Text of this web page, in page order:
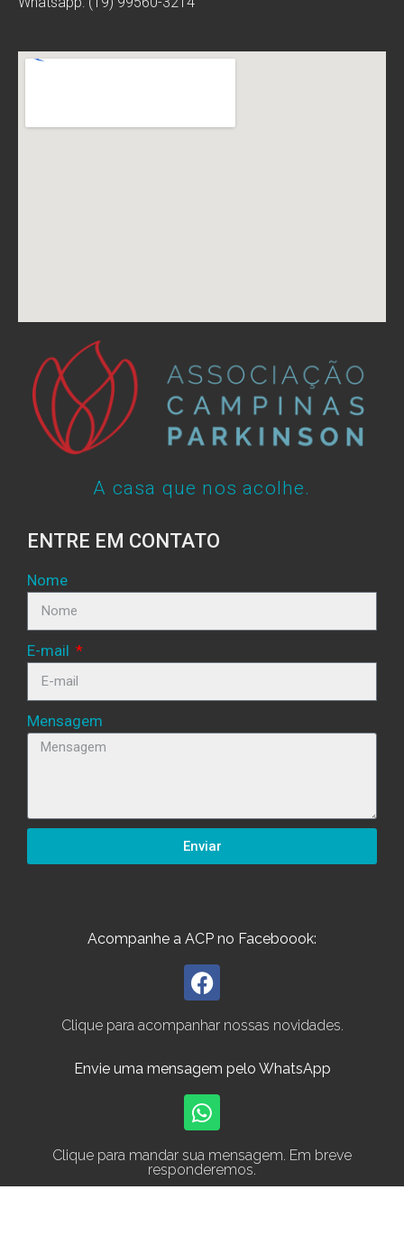
A casa que nos acolhe.
ENTRE EM CONTATO
Nome
E-mail
Mensagem
Enviar
Acompanhe a ACP no Faceboook:
Clique para acompanhar nossas novidades.
Envie uma mensagem pelo WhatsApp
Clique para mandar sua mensagem. Em breve
responderemos.